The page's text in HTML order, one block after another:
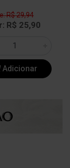
R$ 29,94
R$ 25,90
Adicionar